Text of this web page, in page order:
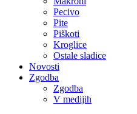
Pecivo
Pite
Piškoti
Kroglice
Ostale sladice
Novosti
Zgodba
Zgodba
V medijih